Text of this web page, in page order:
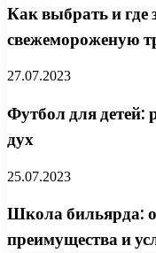
Как выбрать и где
свежемороженую
27.07.2023
Футбол для детей:
дух
25.07.2023
Школа бильярда:
преимущества и